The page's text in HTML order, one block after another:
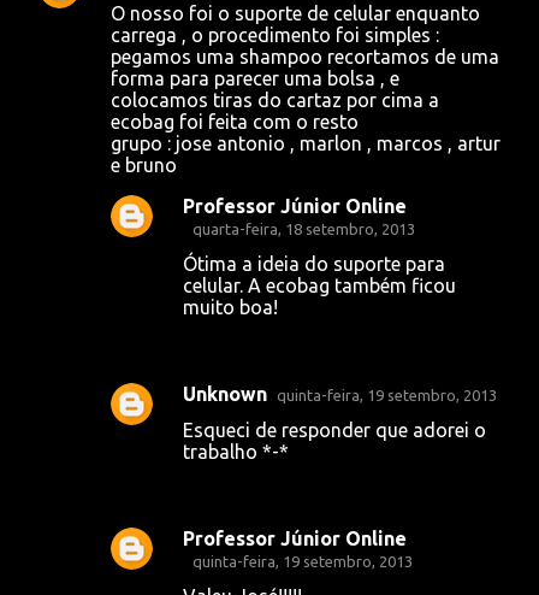
O nosso foi o suporte de celular enquanto
carrega , o procedimento foi simples :
pegamos uma shampoo recortamos de uma
forma para parecer uma bolsa , e
colocamos tiras do cartaz por cima a
ecobag foi feita com o resto
grupo : jose antonio , marlon , marcos , artur
e bruno
Professor Júnior Online
quarta-feira, 18 setembro, 2013
Ótima a ideia do suporte para
celular. A ecobag também ficou
muito boa!
Unknown quinta-feira, 19 setembro, 2013
Esqueci de responder que adorei o
trabalho *-*
Professor Júnior Online
quinta-feira, 19 setembro, 2013